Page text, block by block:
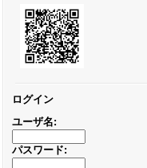
ログイン
ユーザ名:
パスワード: